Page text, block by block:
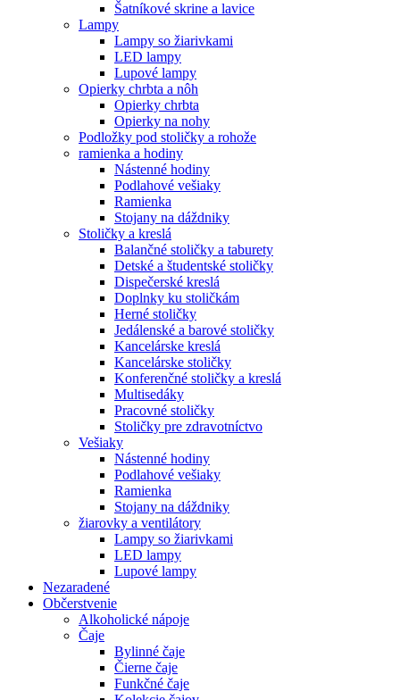
Šatníkové skrine a lavice
Lampy
Lampy so žiarivkami
LED lampy
Lupové lampy
Opierky chrbta a nôh
Opierky chrbta
Opierky na nohy
Podložky pod stoličky a rohože
ramienka a hodiny
Nástenné hodiny
Podlahové vešiaky
Ramienka
Stojany na dáždniky
Stoličky a kreslá
Balančné stoličky a taburety
Detské a študentské stoličky
Dispečerské kreslá
Doplnky ku stoličkám
Herné stoličky
Jedálenské a barové stoličky
Kancelárske kreslá
Kancelárske stoličky
Konferenčné stoličky a kreslá
Multisedáky
Pracovné stoličky
Stoličky pre zdravotníctvo
Vešiaky
Nástenné hodiny
Podlahové vešiaky
Ramienka
Stojany na dáždniky
žiarovky a ventilátory
Lampy so žiarivkami
LED lampy
Lupové lampy
Nezaradené
Občerstvenie
Alkoholické nápoje
Čaje
Bylinné čaje
Čierne čaje
Funkčné čaje